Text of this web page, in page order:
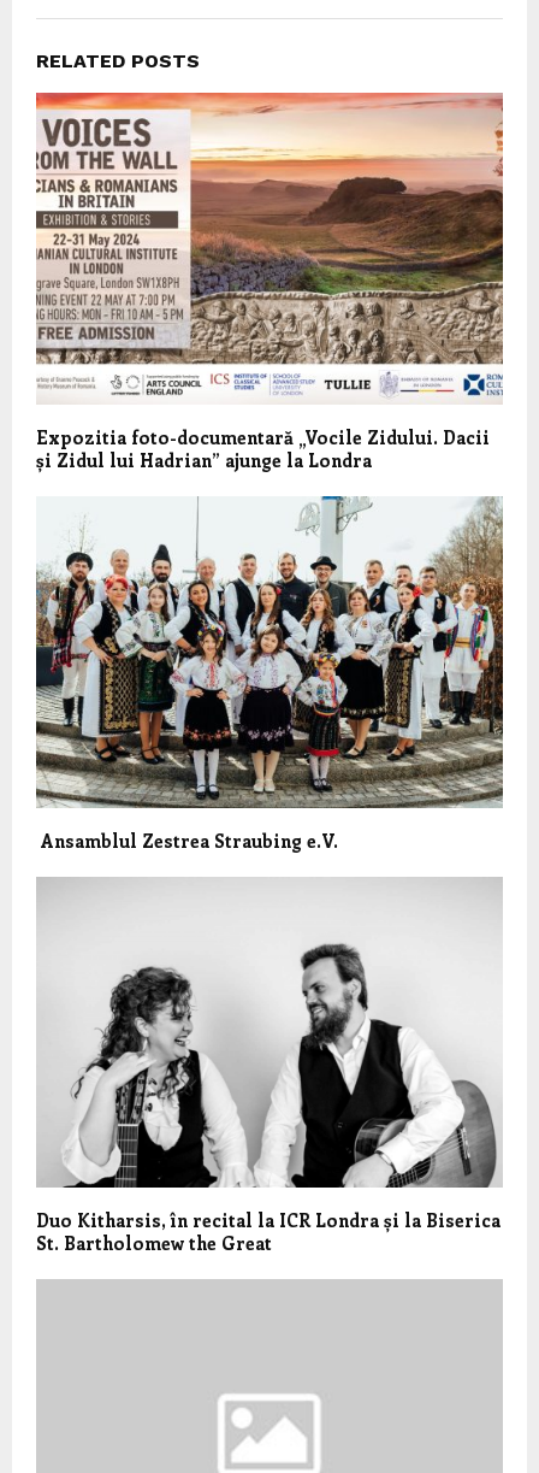
RELATED POSTS
Expozitia foto-documentară „Vocile Zidului. Dacii
și Zidul lui Hadrian” ajunge la Londra
Ansamblul Zestrea Straubing e.V.
Duo Kitharsis, în recital la ICR Londra și la Biserica
St. Bartholomew the Great